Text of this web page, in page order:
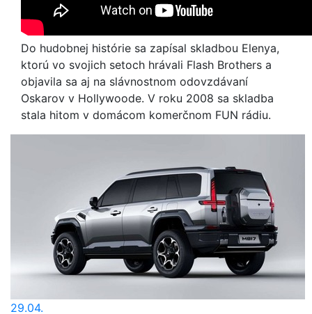
Do hudobnej histórie sa zapísal skladbou Elenya,
ktorú vo svojich setoch hrávali Flash Brothers a
objavila sa aj na slávnostnom odovzdávaní
Oskarov v Hollywoode. V roku 2008 sa skladba
stala hitom v domácom komerčnom FUN rádiu.
29.04.